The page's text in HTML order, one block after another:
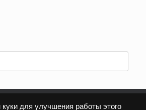
для улучшения работы этого